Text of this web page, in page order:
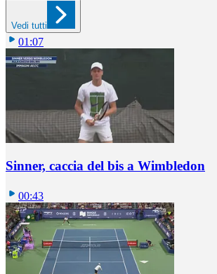
Vedi tutti
01:07
Sinner, caccia del bis a Wimbledon
00:43